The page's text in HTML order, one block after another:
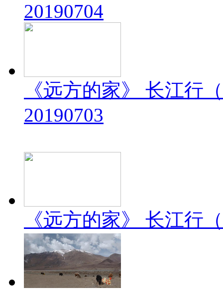
20190704
《远方的家》 长江行
20190703
《远方的家》 长江行